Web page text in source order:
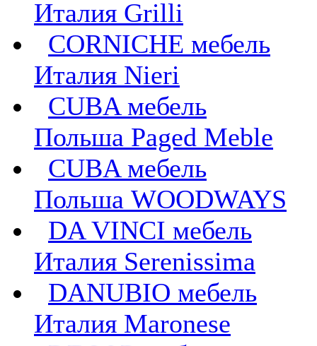
Италия Grilli
CORNICHE мебель
Италия Nieri
CUBA мебель
Польша Paged Meble
CUBA мебель
Польша WOODWAYS
DA VINCI мебель
Италия Serenissima
DANUBIO мебель
Италия Maronese